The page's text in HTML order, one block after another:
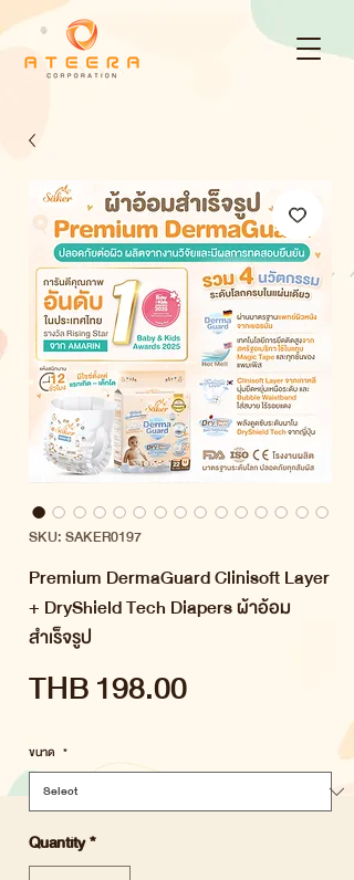
SKU: SAKER0197
Premium DermaGuard Clinisoft Layer
+ DryShield Tech Diapers ผ้าอ้อม
สำเร็จรูป
THB 198.00Price
ขนาด *
Quantity*